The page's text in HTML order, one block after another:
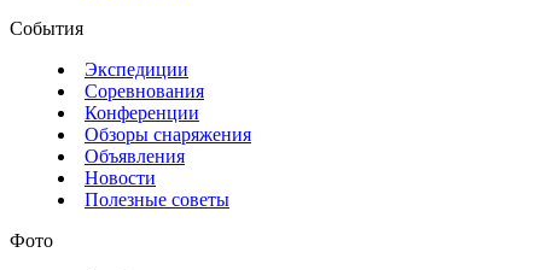
События
Экспедиции
Соревнования
Конференции
Обзоры снаряжения
Объявления
Новости
Полезные советы
Фото